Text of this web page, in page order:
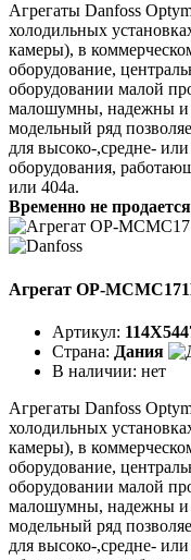
Агрегаты Danfoss
холодильных
камеры), в
оборудование,
оборудовании малой
малошумны, надежны
модельный ряд
для высоко-,средне-
оборудования,
или 404a.
Временно не продается
Агрегат OP-
Артикул:
Страна: Дания
В наличии: нет
Агрегаты Danfoss
холодильных
камеры), в
оборудование,
оборудовании малой
малошумны, надежны
модельный ряд
для высоко-,средне-